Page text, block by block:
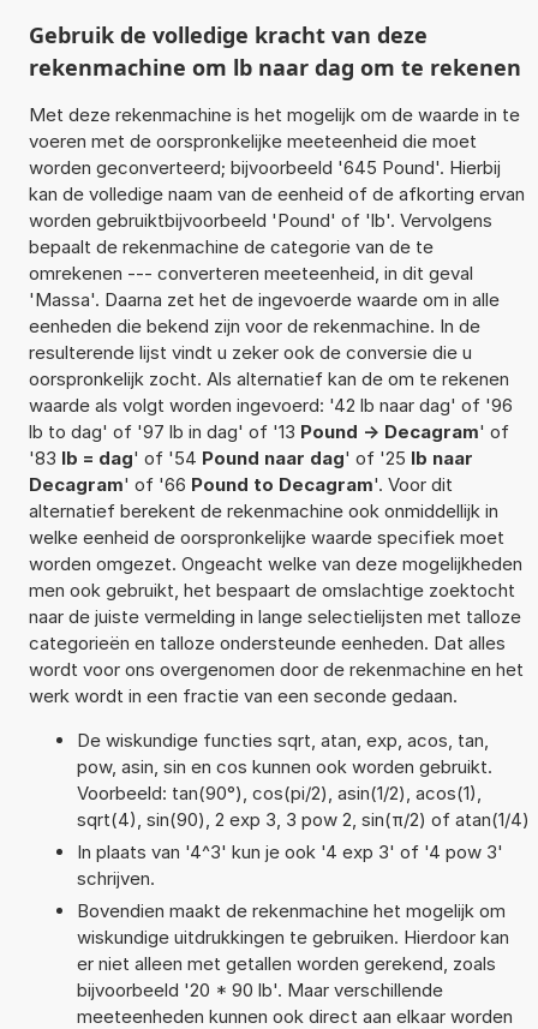
Gebruik de volledige kracht van deze
rekenmachine om lb naar dag om te rekenen
Met deze rekenmachine is het mogelijk om de waarde in te
voeren met de oorspronkelijke meeteenheid die moet
worden geconverteerd; bijvoorbeeld '645 Pound'. Hierbij
kan de volledige naam van de eenheid of de afkorting ervan
worden gebruiktbijvoorbeeld 'Pound' of 'lb'. Vervolgens
bepaalt de rekenmachine de categorie van de te
omrekenen --- converteren meeteenheid, in dit geval
'Massa'. Daarna zet het de ingevoerde waarde om in alle
eenheden die bekend zijn voor de rekenmachine. In de
resulterende lijst vindt u zeker ook de conversie die u
oorspronkelijk zocht. Als alternatief kan de om te rekenen
waarde als volgt worden ingevoerd: '42 lb naar dag' of '96
lb to dag' of '97 lb in dag' of '13 Pound -> Decagram' of
'83 lb = dag' of '54 Pound naar dag' of '25 lb naar
Decagram' of '66 Pound to Decagram'. Voor dit
alternatief berekent de rekenmachine ook onmiddellijk in
welke eenheid de oorspronkelijke waarde specifiek moet
worden omgezet. Ongeacht welke van deze mogelijkheden
men ook gebruikt, het bespaart de omslachtige zoektocht
naar de juiste vermelding in lange selectielijsten met talloze
categorieën en talloze ondersteunde eenheden. Dat alles
wordt voor ons overgenomen door de rekenmachine en het
werk wordt in een fractie van een seconde gedaan.
De wiskundige functies sqrt, atan, exp, acos, tan,
pow, asin, sin en cos kunnen ook worden gebruikt.
Voorbeeld: tan(90°), cos(pi/2), asin(1/2), acos(1),
sqrt(4), sin(90), 2 exp 3, 3 pow 2, sin(π/2) of atan(1/4)
In plaats van '4^3' kun je ook '4 exp 3' of '4 pow 3'
schrijven.
Bovendien maakt de rekenmachine het mogelijk om
wiskundige uitdrukkingen te gebruiken. Hierdoor kan
er niet alleen met getallen worden gerekend, zoals
bijvoorbeeld '20 * 90 lb'. Maar verschillende
meeteenheden kunnen ook direct aan elkaar worden